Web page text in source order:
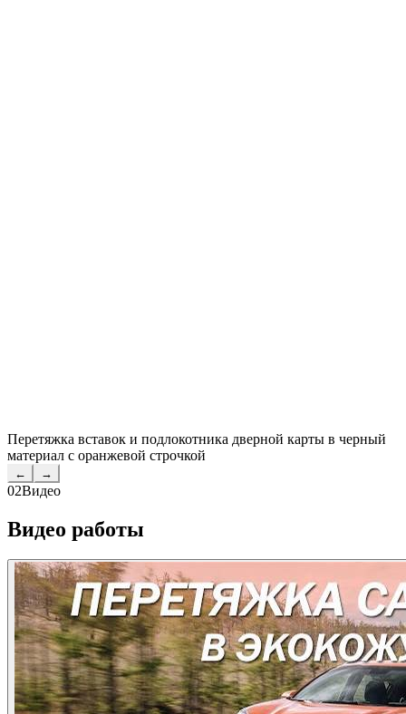
Перетяжка вставок и подлокотника дверной карты в черный
материал с оранжевой строчкой
← →
02Видео
Видео работы